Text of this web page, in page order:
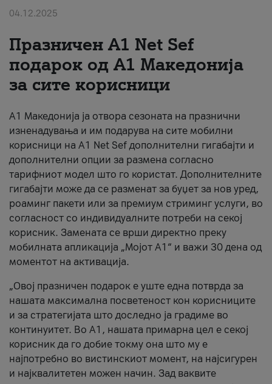
Надополни кредит
За нас
#ПодобарОнлајн
04.12.2025
Празничен A1 Net Sеf
подарок од А1 Македонија
за сите корисници
А1 Македонија ја отвора сезоната на празнични
изненадувања и им подарува на сите мобилни
корисници на A1 Net Sef дополнителни гигабајти и
дополнителни опции за размена согласно
тарифниот модел што го користат. Дополнителните
гигабајти може да се разменат за буџет за нов уред,
роаминг пакети или за премиум стриминг услуги, во
согласност со индивидуалните потреби на секој
корисник. Замената се врши директно преку
мобилната апликација „Мојот А1“ и важи 30 дена од
моментот на активација.
„Овој празничен подарок е уште една потврда за
нашата максимална посветеност кон корисниците
и за стратегијата што доследно ја градиме во
континуитет. Во А1, нашата примарна цел е секој
корисник да го добие токму она што му е
најпотребно во вистинскиот момент, на најсигурен
и најквалитетен можен начин. Зад ваквите